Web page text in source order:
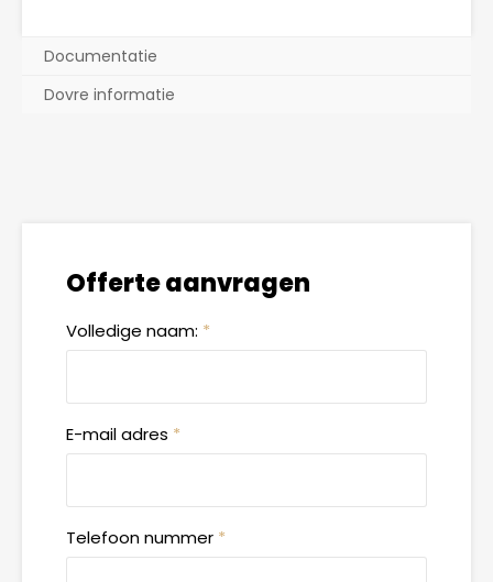
Documentatie
Dovre informatie
Offerte aanvragen
Volledige naam: *
E-mail adres *
Telefoon nummer *